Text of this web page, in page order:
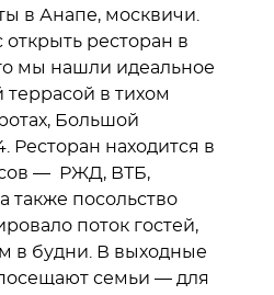
в Анапе, москвичи.
ресторан в
мы нашли идеальное
в тихом
Большой
Ресторан находится в
— РЖД, ВТБ,
также посольство
поток гостей,
в будни. В выходные
семьи — для